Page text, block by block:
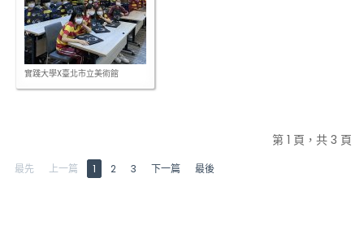
實踐大學X臺北市立美術館
第 1 頁，共 3 頁
最先 上一篇 1 2 3 下一篇 最後